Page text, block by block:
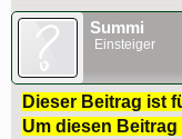
Summi
Einsteiger
Dieser Beitrag ist
Um diesen